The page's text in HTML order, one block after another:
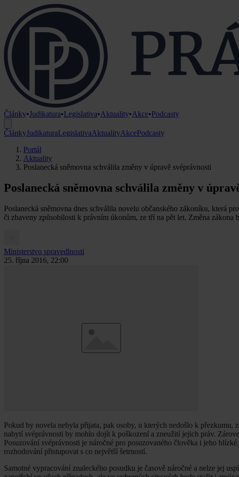
Články•Judikatura•Legislativa•Aktuality•Akce•Podcasty
ČlánkyJudikaturaLegislativaAktualityAkcePodcasty
Portál
Aktuality
Poslanecká sněmovna schválila změny v úpravě svéprávnosti
Poslanecká sněmovna schválila změny v
Poslanecká sněmovna dnes schválila novelu občanského zákoníku, která
či zbaveny způsobilosti k právním úkonům, ze tří na pět let. Změna zákona
Ministerstvo spravedlnosti
25. října 2016, 22:00
Pokud by novela nebyla přijata, pak osoby, u kterých nedošlo k
nabytí svéprávnosti by mohlo dojít k poškození a zneužití jejich práv.
Posuzování svéprávnosti je náročné pro posuzovaného člověka i jeho
rozhodování přistupovat s co největší šetrností.
Samotné vypracování znaleckého posudku je časově náročné a nelze jej